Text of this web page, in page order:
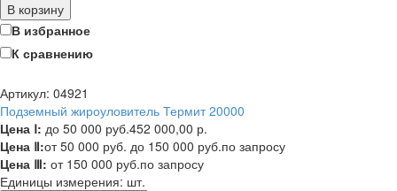
В корзину
В избранное
К сравнению
Артикул: 04921
Подземный жироуловитель Термит 20000
Цена Ⅰ: до 50 000 руб.452 000,00 р.
Цена Ⅱ:от 50 000 руб. до 150 000 руб.по запросу
Цена Ⅲ: от 150 000 руб.по запросу
Единицы измерения: шт.